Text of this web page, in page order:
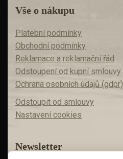
Vše o nákupu
Platební podmínky
Obchodní podmínky
Reklamace a reklamační řád
Odstoupení od kupní smlouvy
Ochrana osobních údajů (gdpr)
Odstoupit od smlouvy
Nastavení cookies
Newsletter